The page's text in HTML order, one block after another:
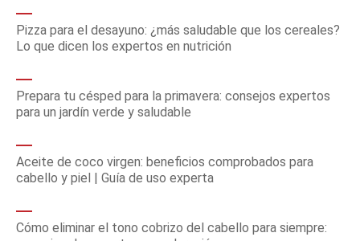
Pizza para el desayuno: ¿más saludable que los cereales?
Lo que dicen los expertos en nutrición
Prepara tu césped para la primavera: consejos expertos
para un jardín verde y saludable
Aceite de coco virgen: beneficios comprobados para
cabello y piel | Guía de uso experta
Cómo eliminar el tono cobrizo del cabello para siempre: